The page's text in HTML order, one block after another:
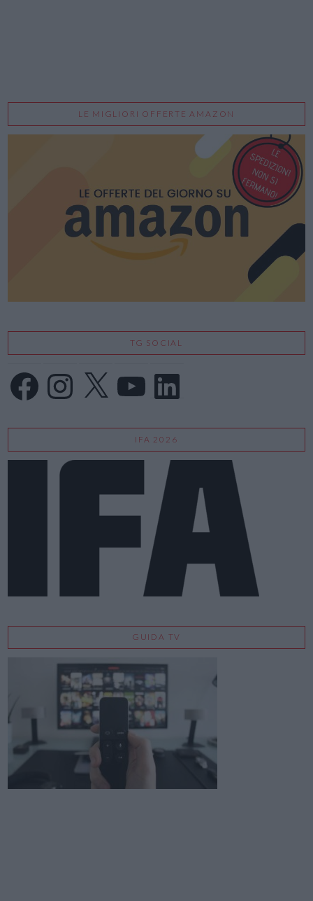
LE MIGLIORI OFFERTE AMAZON
TG SOCIAL
FacebookInstagram
X LinkedIn
IFA 2026
GUIDA TV